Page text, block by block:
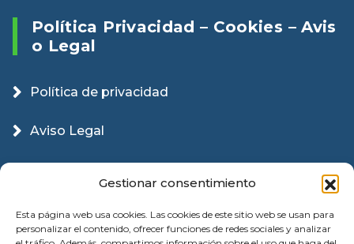
Gestionar consentimiento
Esta página web usa cookies. Las cookies de este sitio web se usan para
personalizar el contenido, ofrecer funciones de redes sociales y analizar
Política Privacidad – Cookies – Avis
O Legal
Política de privacidad
Aviso Legal